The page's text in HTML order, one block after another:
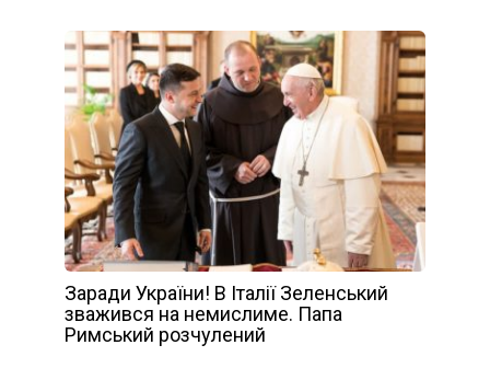
Заради України! В Італії Зеленський
зважився на немислиме. Папа
Римський розчулений